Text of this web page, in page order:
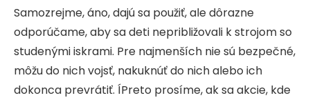
Samozrejme, áno, dajú sa použiť, ale dôrazne
odporúčame, aby sa deti nepribližovali k strojom so
studenými iskrami. Pre najmenších nie sú bezpečné,
môžu do nich vojsť, nakuknúť do nich alebo ich
dokonca prevrátiť. ÍPreto prosíme, ak sa akcie, kde